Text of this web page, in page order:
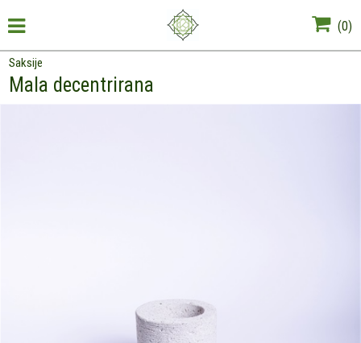
(0)
Saksije
Mala decentrirana